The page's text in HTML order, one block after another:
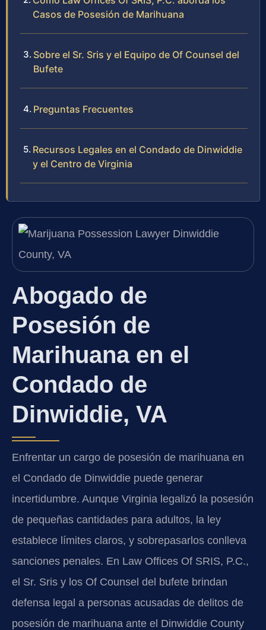
Casos de Posesión de Marihuana
Sobre el Sr. Sris y el Equipo de Of Counsel del
Bufete
Preguntas Frecuentes
Recursos Legales en el Condado de Dinwiddie
y el Centro de Virginia
Abogado de
Posesión de
Marihuana en el
Condado de
Dinwiddie, VA
Enfrentar un cargo de posesión de marihuana en
el Condado de Dinwiddie puede generar
incertidumbre. Aunque Virginia legalizó la posesión
de pequeñas cantidades para adultos, la ley
establece límites claros, y sobrepasarlos conlleva
sanciones penales. En Law Offices Of SRIS, P.C.,
el Sr. Sris y los Of Counsel del bufete brindan
defensa legal a personas acusadas de delitos de
posesión de marihuana ante el Dinwiddie County